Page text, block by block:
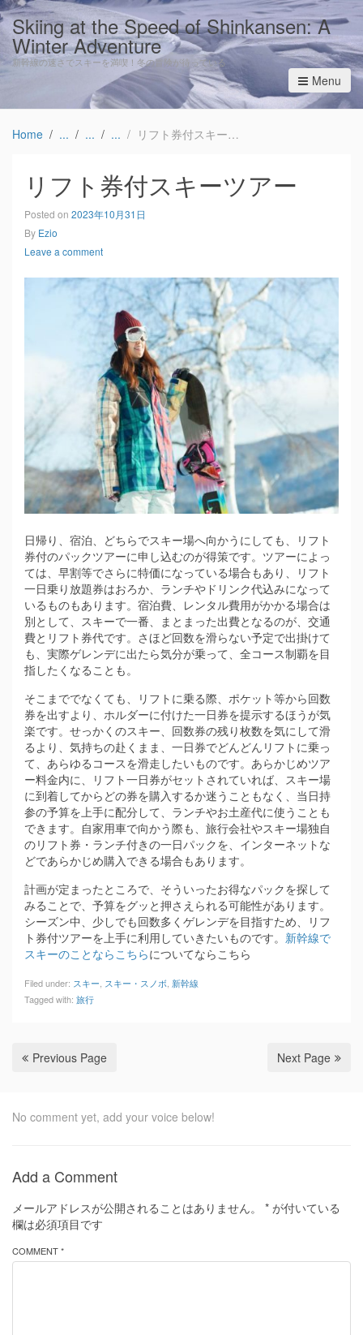
Skiing at the Speed of Shinkansen: A
Winter Adventure
新幹線の速さでスキーを満喫！冬の冒険が待っている
Menu
Home リフト券付スキーツアー
リフト券付スキーツアー
Posted on 2023年10月31日
By Ezio
Leave a comment
日帰り、宿泊、どちらでスキー場へ向かうにしても、リフト
券付のパックツアーに申し込むのが得策です。 ツアーによっ
ては、早割等でさらに特価になっている場合もあり、リフト
一日乗り放題券はおろか、ランチやドリンク代込みになって
いるものもあります。宿泊費、レンタル費用がかかる場合は
別として、スキーで一番、まとまった出費となるのが、交通
費とリフト券代です。さほど回数を滑らない予定で出掛けて
も、実際ゲレンデに出たら気分が乗って、全コース制覇を目
指したくなることも。
そこまででなくても、リフトに乗る際、ポケット等から回数
券を出すより、ホルダーに付けた一日券を提示するほうが気
楽です。せっかくのスキー、回数券の残り枚数を気にして滑
るより、気持ちの赴くまま、一日券でどんどんリフトに乗っ
て、あらゆるコースを滑走したいものです。あらかじめツア
ー料金内に、リフト一日券がセットされていれば、スキー場
に到着してからどの券を購入するか迷うこともなく、当日持
参の予算を上手に配分して、ランチやお土産代に使うことも
できます。自家用車で向かう際も、旅行会社やスキー場独自
のリフト券・ランチ付きの一日パックを、インターネットな
どであらかじめ購入できる場合もあります。
計画が定まったところで、そういったお得なパックを探して
みることで、予算をグッと押さえられる可能性があります。
シーズン中、少しでも回数多くゲレンデを目指すため、リフ
ト券付ツアーを上手に利用していきたいものです。 新幹線で
スキーのことならこちらについてならこちら
Filed under: スキー スキー・スノボ 新幹線
Tagged with: 旅行
Previous Page Next Page
No comment yet, add your voice below!
Add a Comment
メールアドレスが公開されることはありません。 * が付いている
欄は必須項目です
COMMENT *